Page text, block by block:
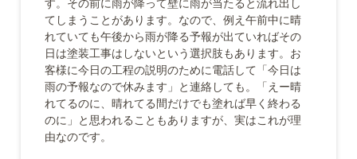
てしまうことがあります。なので、例え午前中に晴
れていても午後から雨が降る予報が出ていればその
日は塗装工事はしないという選択肢もあります。お
客様に今日の工程の説明のために電話して「今日は
雨の予報なので休みます」と連絡しても。「えー晴
れてるのに、晴れてる間だけでも塗れば早く終わる
のに」と思われることもありますが、実はこれが理
由なのです。